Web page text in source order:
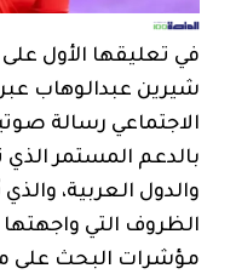
في تعليقها الأول
شيرين عبدالوهاب
الاجتماعي رسالة
بالدعم المستمر
والدول العربية،
الظروف التي واجهتها
مؤشرات البحث على